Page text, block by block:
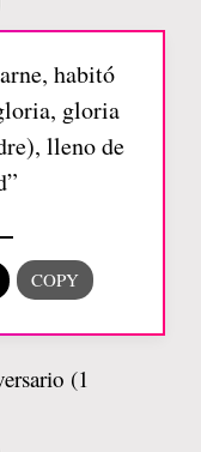
habitó
gloria
lleno de